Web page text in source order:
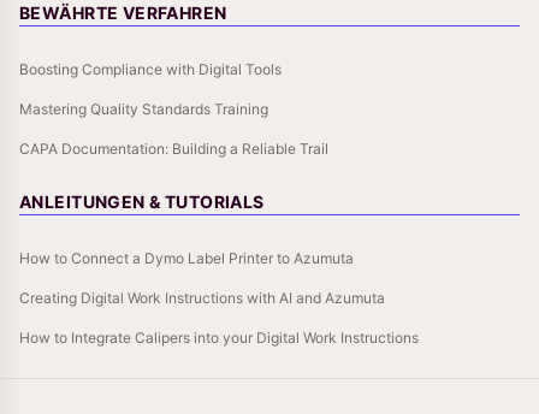
BEWÄHRTE VERFAHREN
Boosting Compliance with Digital Tools
Mastering Quality Standards Training
CAPA Documentation: Building a Reliable Trail
ANLEITUNGEN & TUTORIALS
How to Connect a Dymo Label Printer to Azumuta
Creating Digital Work Instructions with AI and Azumuta
How to Integrate Calipers into your Digital Work Instructions